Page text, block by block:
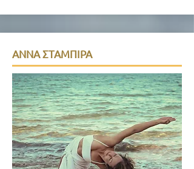
ΑΝΝΑ ΣΤΑΜΠΙΡΑ